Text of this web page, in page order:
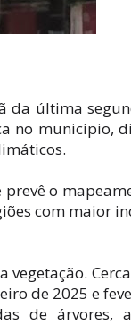
da última
no município,
o
com maior
de 2025 e
de árvores,